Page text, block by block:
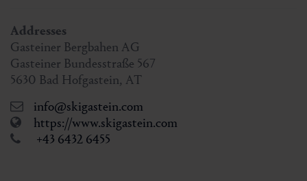
Addresses
Gasteiner Bergbahen AG
Gasteiner Bundesstraße 567
5630 Bad Hofgastein, AT
info@skigastein.com
https://www.skigastein.com
+43 6432 6455